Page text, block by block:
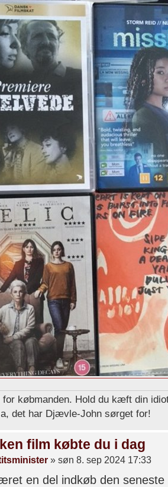
for købmanden. Hold du kæft din
det har Djævle-John sørget for!
film købte du i dag
» søn 8. sep 2024 17:33
en del indkøb den